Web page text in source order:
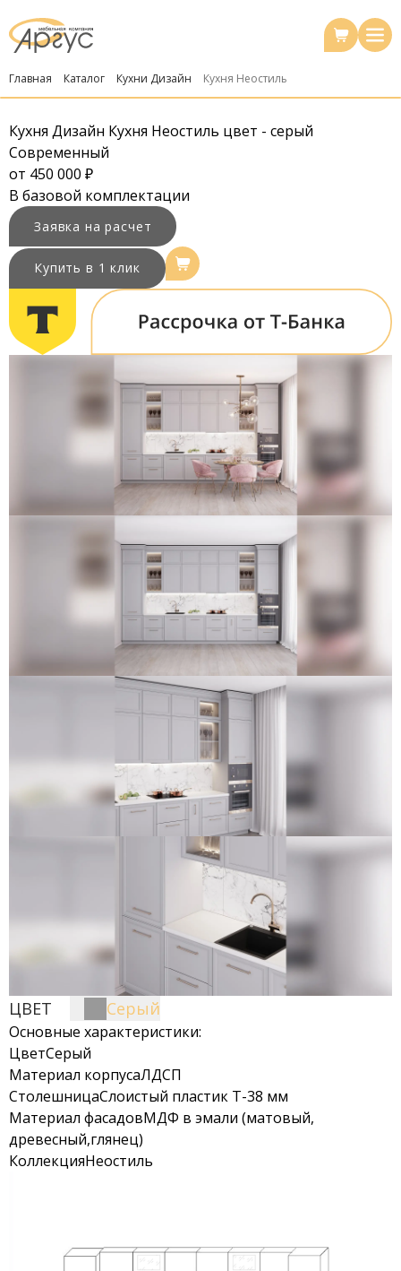
Главная Каталог Кухни Дизайн Кухня Неостиль
Кухня Дизайн Кухня Неостиль цвет - серый
Современный
от 450 000 ₽
В базовой комплектации
Заявка на расчет
Купить в 1 клик
ЦВЕТ Серый
Основные характеристики:
ЦветСерый
Материал корпусаЛДСП
СтолешницаСлоистый пластик Т-38 мм
Материал фасадовМДФ в эмали (матовый,
древесный,глянец)
КоллекцияНеостиль